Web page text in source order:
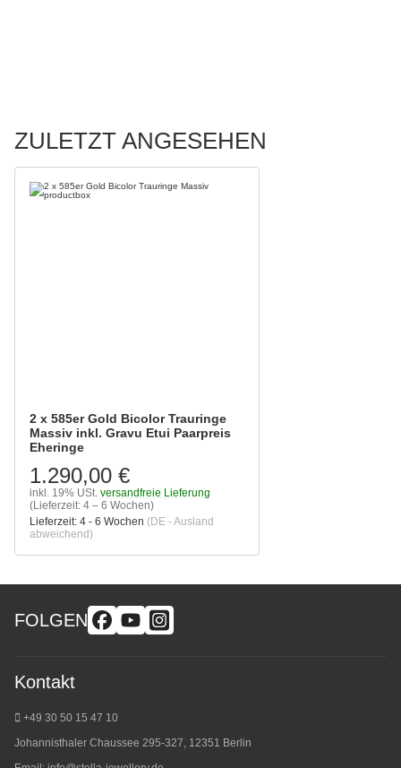
ZULETZT ANGESEHEN
2 x 585er Gold Bicolor Trauringe
Massiv inkl. Gravu Etui Paarpreis
Eheringe
1.290,00 €
inkl. 19% USt. versandfreie Lieferung
(Lieferzeit: 4 – 6 Wochen)
Lieferzeit: 4 - 6 Wochen (DE - Ausland
abweichend)
FOLGEN
Kontakt
+49 30 50 15 47 10
Johannisthaler Chaussee 295-327, 12351 Berlin